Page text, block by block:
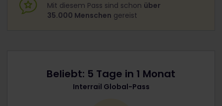
Mit diesem Pass sind schon über
35.000 Menschen gereist
Beliebt: 5 Tage in 1 Monat
Interrail Global-Pass